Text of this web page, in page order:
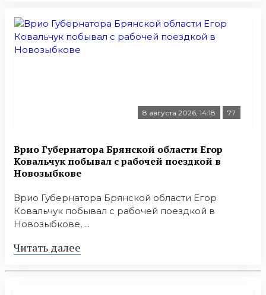
8 августа 2026, 14:18 77
Врио Губернатора Брянской области Егор
Ковальчук побывал с рабочей поездкой в
Новозыбкове
Врио Губернатора Брянской области Егор
Ковальчук побывал с рабочей поездкой в
Новозыбкове, ...
Читать далее